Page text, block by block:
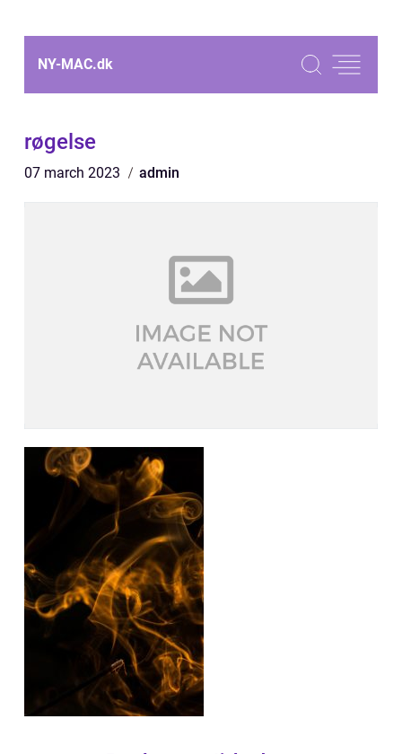
NY-MAC.dk
røgelse
07 march 2023 admin